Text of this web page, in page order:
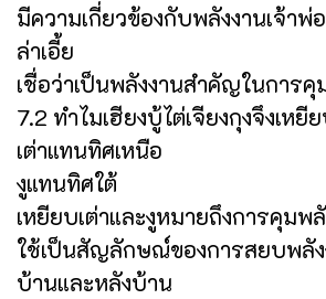
มีความเกี่ยวข้องกับพลังงานเจ้าพ่
ล่าเอี้ย
เชื่อว่าเป็นพลังงานสำคัญในการคุ
7.2 ทำไมเฮียงบู้ไต่เจียงกุงจึงเหยี
เต่าแทนทิศเหนือ
งูแทนทิศใต้
เหยียบเต่าและงูหมายถึงการคุมพ
ใช้เป็นสัญลักษณ์ของการสยบพลั
บ้านและหลังบ้าน